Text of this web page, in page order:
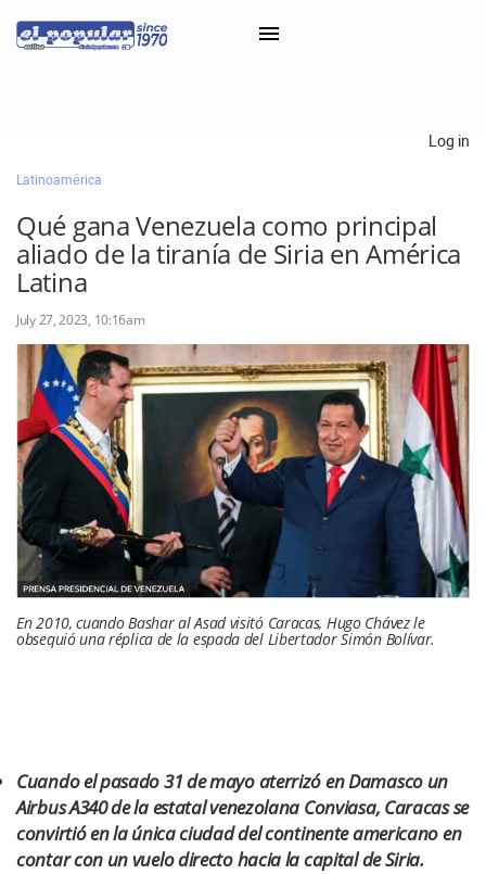
Classifieds
Categorías
Iniciar sesión con Clascal
×
Log in
Latinoamérica
Qué gana Venezuela como principal
aliado de la tiranía de Siria en América
Latina
July 27, 2023, 10:16am
En 2010, cuando Bashar al Asad visitó Caracas, Hugo Chávez le
obsequió una réplica de la espada del Libertador Simón Bolívar.
Cuando el pasado 31 de mayo aterrizó en Damasco un
Airbus A340 de la estatal venezolana Conviasa, Caracas se
convirtió en la única ciudad del continente americano en
contar con un vuelo directo hacia la capital de Siria.